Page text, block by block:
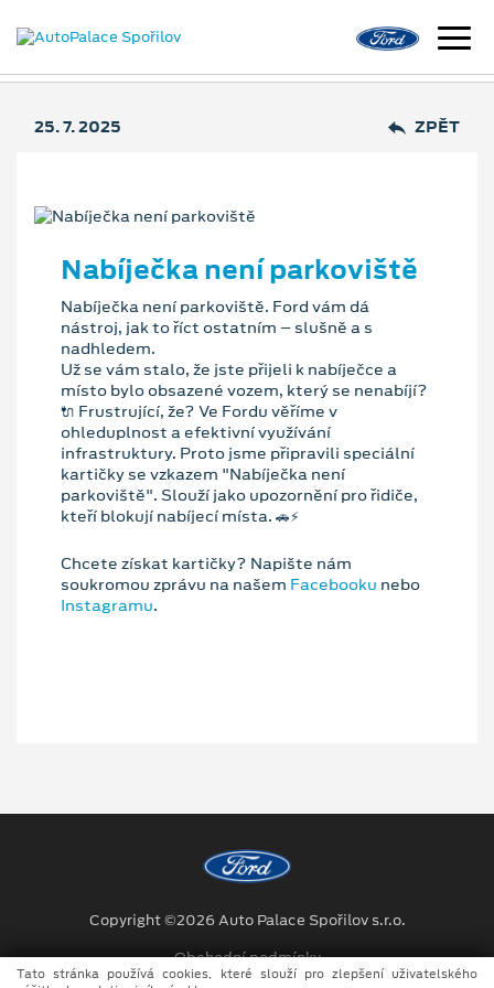
25. 7. 2025 ZPĚT
Nabíječka není parkoviště
Nabíječka není parkoviště. Ford vám dá
nástroj, jak to říct ostatním – slušně a s
nadhledem.
Už se vám stalo, že jste přijeli k nabíječce a
místo bylo obsazené vozem, který se nenabíjí?
🔌 Frustrující, že? Ve Fordu věříme v
ohleduplnost a efektivní využívání
infrastruktury. Proto jsme připravili speciální
kartičky se vzkazem "Nabíječka není
parkoviště". Slouží jako upozornění pro řidiče,
kteří blokují nabíjecí místa. 🚗⚡️
Chcete získat kartičky? Napište nám
soukromou zprávu na našem Facebooku nebo
Instagramu.
Copyright ©2026 Auto Palace Spořilov s.r.o.
Obchodní podmínky
Tato stránka používá cookies, které slouží pro zlepšení uživatelského